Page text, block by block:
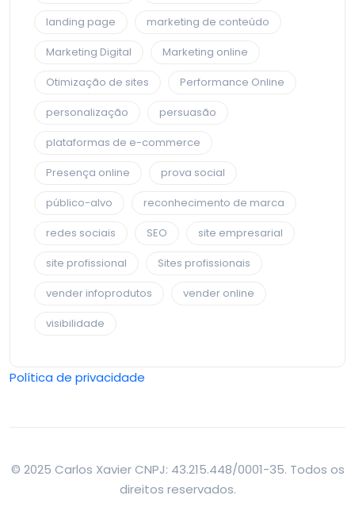
landing page
marketing de conteúdo
Marketing Digital
Marketing online
Otimização de sites
Performance Online
personalização
persuasão
plataformas de e-commerce
Presença online
prova social
público-alvo
reconhecimento de marca
redes sociais
SEO
site empresarial
site profissional
Sites profissionais
vender infoprodutos
vender online
visibilidade
Política de privacidade
© 2025 Carlos Xavier CNPJ: 43.215.448/0001-35. Todos os
direitos reservados.